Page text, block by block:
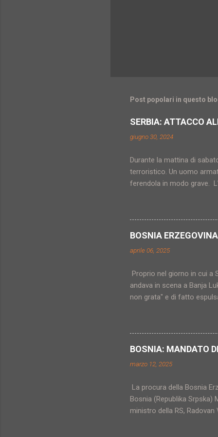
Post popolari in questo
SERBIA: ATTACCO
giugno 30, 2024
Durante la mattina di
terroristico. Un uomo
ferendola in modo grave.
Zujovic (questo il nome
divisa tra le comunità
a causa delle ferite
Vucic avverte che non s...
BOSNIA
aprile 06, 2025
Proprio nel giorno in cui a
andava in scena a Banja
non grata" e di fatto
Viskovic), dato che
materialmente eseguito.
situazione presentatasi
BOSNIA: MANDATO
marzo 12, 2025
La procura della Bosnia
Bosnia (Republika Srpska)
ministro della RS,
dichiarazioni incendiarie